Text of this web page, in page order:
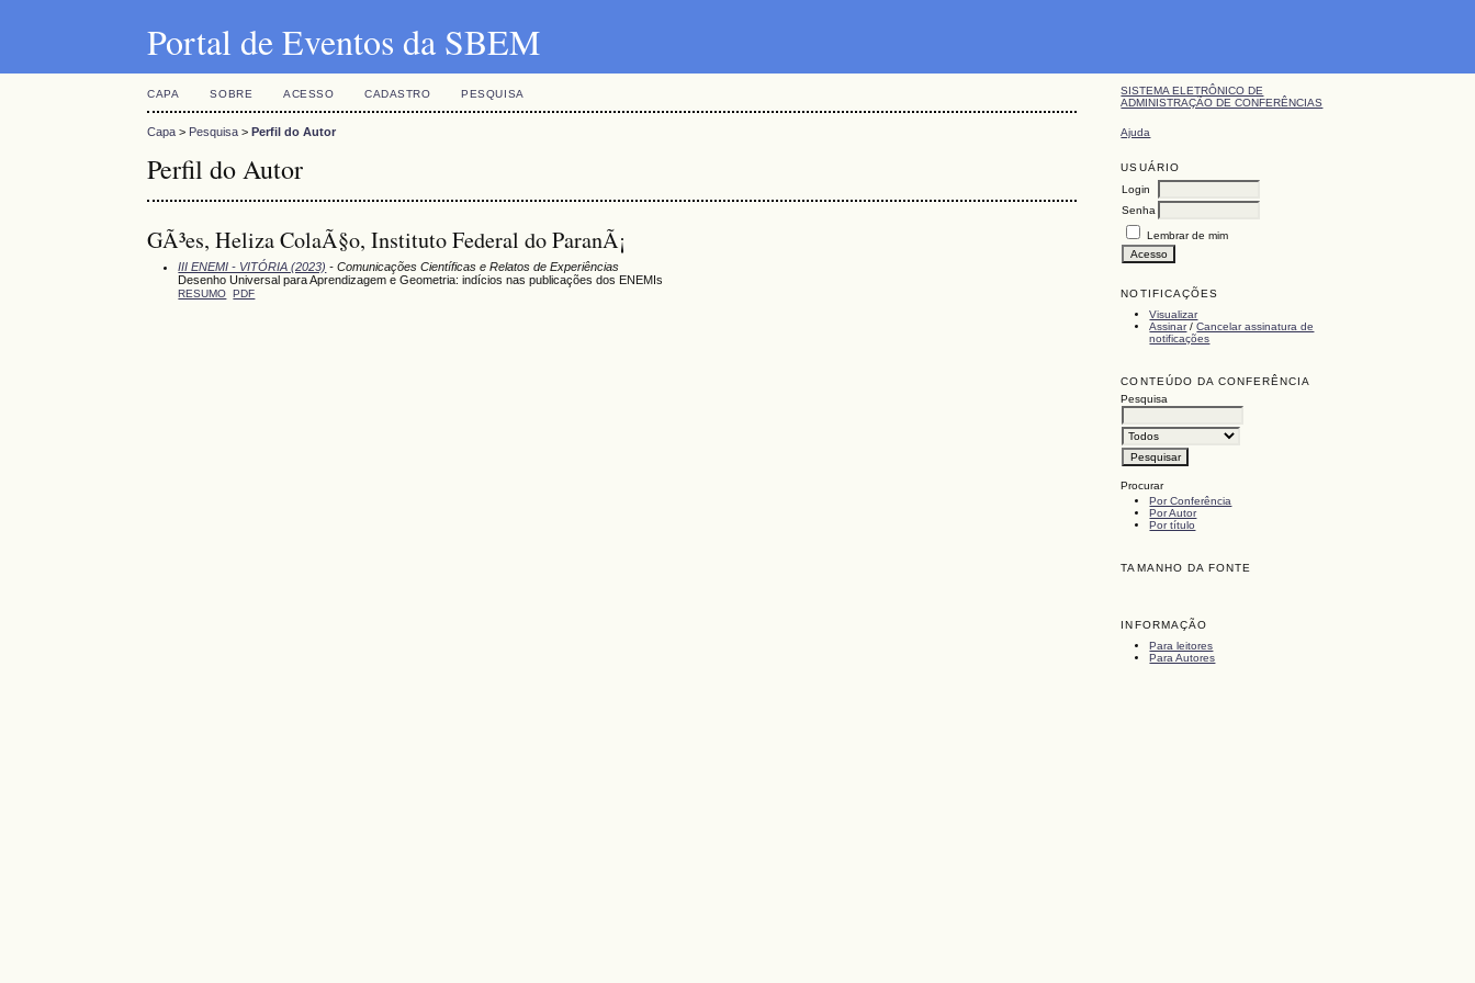
Portal de Eventos da SBEM
SISTEMA ELETRÔNICO DE
ADMINISTRAÇÃO DE CONFERÊNCIAS
Ajuda
USUÁRIO
Login
Senha
Lembrar de mim
NOTIFICAÇÕES
Visualizar
Assinar/Cancelar assinatura de
notificações
CONTEÚDO DA CONFERÊNCIA
Pesquisa
Procurar
Por Conferência
Por Autor
Por título
TAMANHO DA FONTE
INFORMAÇÃO
Para leitores
Para Autores
CAPA SOBRE ACESSO CADASTRO PESQUISA
Capa > Pesquisa >Perfil do Autor
Perfil do Autor
GÃ³es, Heliza ColaÃ§o, Instituto Federal do ParanÃ¡
III ENEMI - VITÓRIA (2023) - Comunicações Científicas e Relatos de Experiências
Desenho Universal para Aprendizagem e Geometria: indícios nas publicações dos ENEMIs
RESUMO PDF